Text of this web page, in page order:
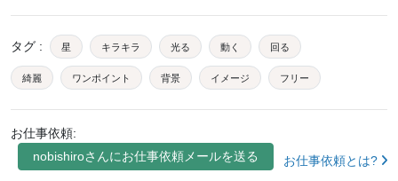
タグ : 星 キラキラ 光る 動く 回る
綺麗 ワンポイント 背景 イメージ フリー
素材 明るい 目立つ 丸 mp4 sns
web 広告
お仕事依頼:
nobishiroさんにお仕事依頼メールを送る お仕事依頼とは?